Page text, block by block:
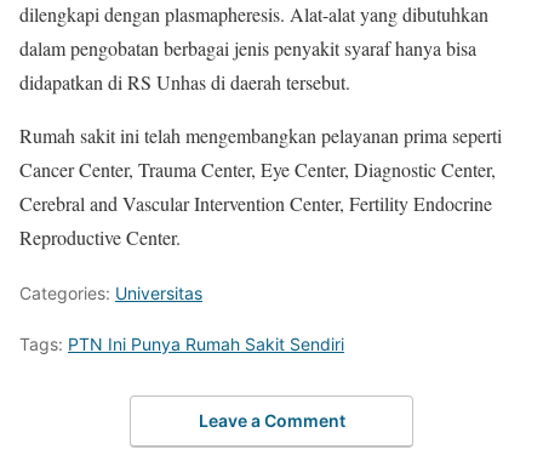
dilengkapi dengan plasmapheresis. Alat-alat yang dibutuhkan
dalam pengobatan berbagai jenis penyakit syaraf hanya bisa
didapatkan di RS Unhas di daerah tersebut.
Rumah sakit ini telah mengembangkan pelayanan prima seperti
Cancer Center, Trauma Center, Eye Center, Diagnostic Center,
Cerebral and Vascular Intervention Center, Fertility Endocrine
Reproductive Center.
Categories: Universitas
Tags: PTN Ini Punya Rumah Sakit Sendiri
Leave a Comment